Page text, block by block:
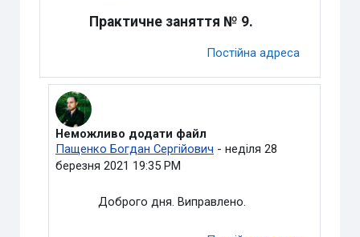
Практичне заняття № 9.
Постійна адреса
У відповідь на Видалений користувач
Неможливо додати файл
Пащенко Богдан Сергійович - неділя 28
березня 2021 19:35 PM
Доброго дня. Виправлено.